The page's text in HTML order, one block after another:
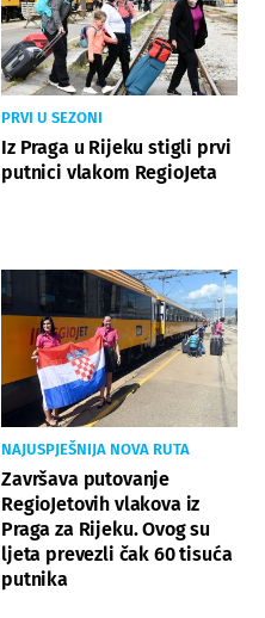
PRVI U SEZONI
Iz Praga u Rijeku stigli prvi
putnici vlakom RegioJeta
NAJUSPJEŠNIJA NOVA RUTA
Završava putovanje
RegioJetovih vlakova iz
Praga za Rijeku. Ovog su
ljeta prevezli čak 60 tisuća
putnika